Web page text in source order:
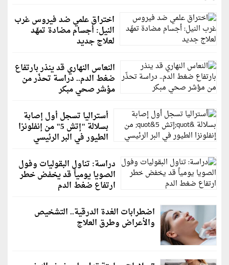
اختراق علمي ضد فيروس غرب
النيل: أجسام مضادة تمهّد
لعلاج جديد
النعاس النهاري قد ينذر بارتفاع
ضغط الدم.. دراسة تحذّر من
مؤشر صحي مبكر
أستراليا تسجل أول إصابة
بسلالة "إتش 5" من إنفلونزا
الطيور في البر الرئيسي
دراسة: تناول البقوليات وفول
الصويا يومياً قد يخفض خطر
ارتفاع ضغط الدم
اضطرابات الغدة الدرقية.. التشخيص
والأعراض وطرق العلاج